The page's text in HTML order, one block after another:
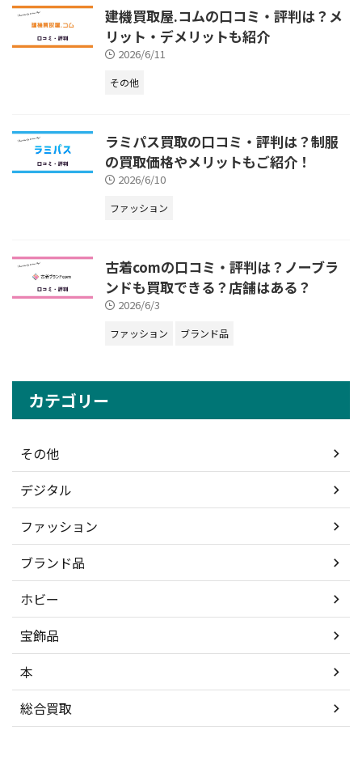
建機買取屋.コムの口コミ・評判は？メ
リット・デメリットも紹介
2026/6/11
その他
ラミパス買取の口コミ・評判は？制服
の買取価格やメリットもご紹介！
2026/6/10
ファッション
古着comの口コミ・評判は？ノーブラ
ンドも買取できる？店舗はある？
2026/6/3
ファッション ブランド品
カテゴリー
その他
デジタル
ファッション
ブランド品
ホビー
宝飾品
本
総合買取